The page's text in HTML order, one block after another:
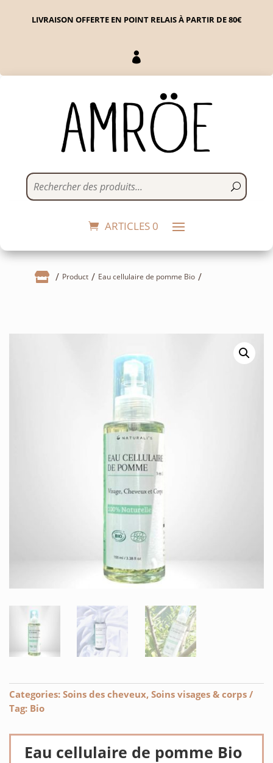
LIVRAISON OFFERTE EN POINT RELAIS À PARTIR DE 80€

ARTICLES 0
 Product Eau cellulaire de pomme Bio
Categories: Soins des cheveux, Soins visages & corps
Tag: Bio
Eau cellulaire de pomme Bio